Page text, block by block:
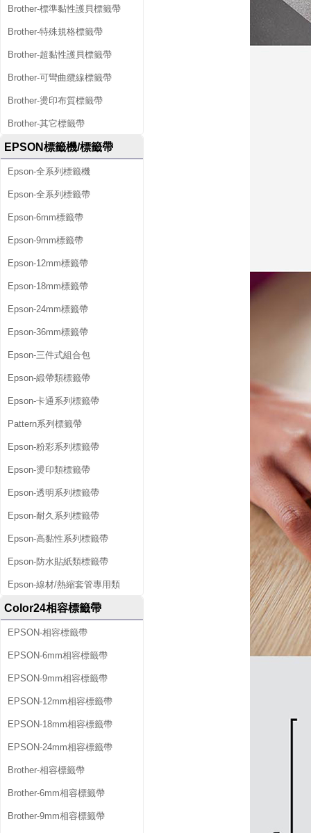
Brother-標準黏性護貝標籤帶
Brother-特殊規格標籤帶
Brother-超黏性護貝標籤帶
Brother-可彎曲纜線標籤帶
Brother-燙印布質標籤帶
Brother-其它標籤帶
EPSON標籤機/標籤帶
Epson-全系列標籤機
Epson-全系列標籤帶
Epson-6mm標籤帶
Epson-9mm標籤帶
Epson-12mm標籤帶
Epson-18mm標籤帶
Epson-24mm標籤帶
Epson-36mm標籤帶
Epson-三件式組合包
Epson-緞帶類標籤帶
Epson-卡通系列標籤帶
Pattern系列標籤帶
Epson-粉彩系列標籤帶
Epson-燙印類標籤帶
Epson-透明系列標籤帶
Epson-耐久系列標籤帶
Epson-高黏性系列標籤帶
Epson-防水貼紙類標籤帶
Epson-線材/熱縮套管專用類
Color24相容標籤帶
EPSON-相容標籤帶
EPSON-6mm相容標籤帶
EPSON-9mm相容標籤帶
EPSON-12mm相容標籤帶
EPSON-18mm相容標籤帶
EPSON-24mm相容標籤帶
Brother-相容標籤帶
Brother-6mm相容標籤帶
Brother-9mm相容標籤帶